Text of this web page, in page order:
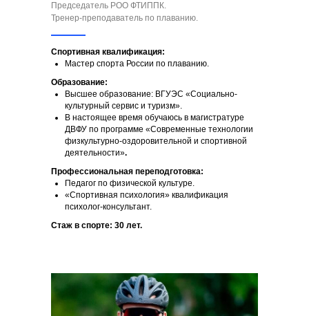
Председатель РОО ФТИППК.
Тренер-преподаватель по плаванию.
Спортивная квалификация:
Мастер спорта России по плаванию.
Образование:
Высшее образование: ВГУЭС «Социально-
культурный сервис и туризм».
В настоящее время обучаюсь в магистратуре
ДВФУ по программе «Современные технологии
физкультурно-оздоровительной и спортивной
деятельности».
Профессиональная переподготовка:
Педагог по физической культуре.
«Спортивная психология» квалификация
психолог-консультант.
Стаж в спорте: 30 лет.